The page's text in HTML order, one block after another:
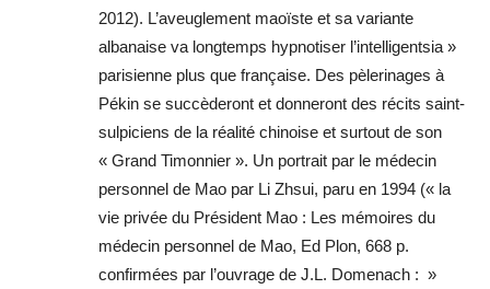
2012). L’aveuglement maoïste et sa variante
albanaise va longtemps hypnotiser l’intelligentsia »
parisienne plus que française. Des pèlerinages à
Pékin se succèderont et donneront des récits saint-
sulpiciens de la réalité chinoise et surtout de son
« Grand Timonnier ». Un portrait par le médecin
personnel de Mao par Li Zhsui, paru en 1994 (« la
vie privée du Président Mao : Les mémoires du
médecin personnel de Mao, Ed Plon, 668 p.
confirmées par l’ouvrage de J.L. Domenach : »